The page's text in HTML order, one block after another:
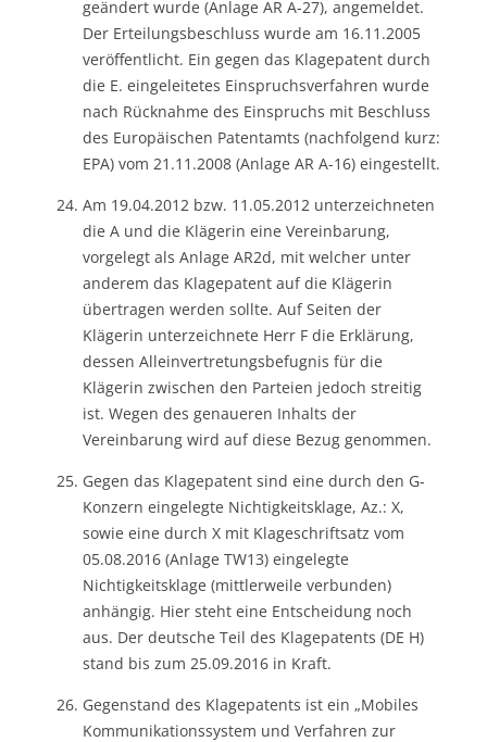
geändert wurde (Anlage AR A-27), angemeldet.
Der Erteilungsbeschluss wurde am 16.11.2005
veröffentlicht. Ein gegen das Klagepatent durch
die E. eingeleitetes Einspruchsverfahren wurde
nach Rücknahme des Einspruchs mit Beschluss
des Europäischen Patentamts (nachfolgend kurz:
EPA) vom 21.11.2008 (Anlage AR A-16) eingestellt.
Am 19.04.2012 bzw. 11.05.2012 unterzeichneten
die A und die Klägerin eine Vereinbarung,
vorgelegt als Anlage AR2d, mit welcher unter
anderem das Klagepatent auf die Klägerin
übertragen werden sollte. Auf Seiten der
Klägerin unterzeichnete Herr F die Erklärung,
dessen Alleinvertretungsbefugnis für die
Klägerin zwischen den Parteien jedoch streitig
ist. Wegen des genaueren Inhalts der
Vereinbarung wird auf diese Bezug genommen.
Gegen das Klagepatent sind eine durch den G-
Konzern eingelegte Nichtigkeitsklage, Az.: X,
sowie eine durch X mit Klageschriftsatz vom
05.08.2016 (Anlage TW13) eingelegte
Nichtigkeitsklage (mittlerweile verbunden)
anhängig. Hier steht eine Entscheidung noch
aus. Der deutsche Teil des Klagepatents (DE H)
stand bis zum 25.09.2016 in Kraft.
Gegenstand des Klagepatents ist ein „Mobiles
Kommunikationssystem und Verfahren zur